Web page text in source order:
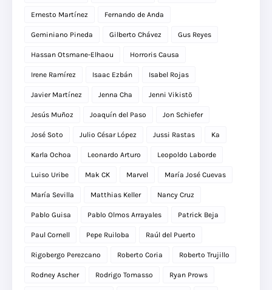
Ernesto Martínez Fernando de Anda
Geminiano Pineda Gilberto Chávez Gus Reyes
Hassan Otsmane-Elhaou Horroris Causa
Irene Ramírez Isaac Ezbán Isabel Rojas
Javier Martínez Jenna Cha Jenni Vikistö
Jesús Muñoz Joaquín del Paso Jon Schiefer
José Soto Julio César López Jussi Rastas Ka
Karla Ochoa Leonardo Arturo Leopoldo Laborde
Luiso Uribe Mak CK Marvel María José Cuevas
María Sevilla Matthias Keller Nancy Cruz
Pablo Guisa Pablo Olmos Arrayales Patrick Beja
Paul Cornell Pepe Ruiloba Raúl del Puerto
Rigobergo Perezcano Roberto Coria Roberto Trujillo
Rodney Ascher Rodrigo Tomasso Ryan Prows